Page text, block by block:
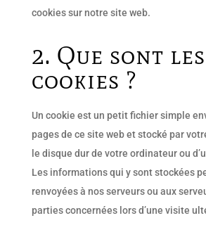
cookies sur notre site web.
2. Que sont les
cookies ?
Un cookie est un petit fichier simple
pages de ce site web et stocké par
le disque dur de votre ordinateur ou
Les informations qui y sont stockées
renvoyées à nos serveurs ou aux
parties concernées lors d’une visite